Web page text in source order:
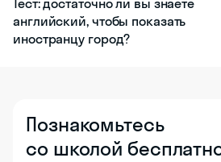
Тест: достаточно ли вы знаете
английский, чтобы показать
иностранцу город?
Познакомьтесь
со школой